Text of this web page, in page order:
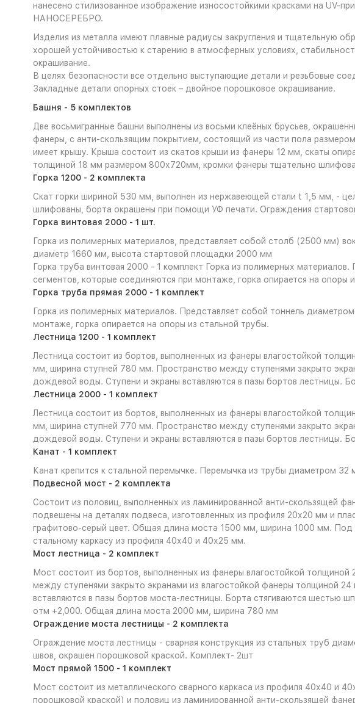
нанесено стилизованное изображение износостойкими красками на UV-
НАНОСЕРЕБРО.
Изделия из металла имеют плавные радиусы закругления и тщательную
хорошей устойчивостью к старению в атмосферных условиях,
окрашивание.
В целях безопасности все отдельно выступающие детали и резьбовые
Закладные детали опорных стоек – двойное порошковое окрашивание.
Башня - 5 комплектов
Две восьмигранные башни выполнены из восьми клеёных брусьев,
фанеры, с анти-скользящим покрытием, состоящий из части пола
имеет крышу. Крыша состоит из скатов крыши из фанеры 12 мм, скаты
толщиной 18 мм размером 800х720мм, кромки фанеры тщательно
Горка 1200 - 2 комплекта
Скат горки шириной 530 мм, выполнен из нержавеющей стали t 1,5 мм, -
шлифованы, борта окрашены при помощи УФ печати. Ограждения
Горка винтовая 2000 - 1 шт.
Горка из полимерных материалов, представляет собой столб (2500 мм)
диаметр 1660 мм, высота стартовой площадки 2000 мм
Горка труба винтовая 2000 - 1 комплект Горка из полимерных
сегментов, которые соединяются при монтаже, горка опирается на опоры
Горка труба прямая 2000 - 1 комплект
Горка из полимерных материалов. Представляет собой тоннель
монтаже, горка опирается на опоры из стальной трубы.
Лестница 1200 - 1 комплект
Лестница состоит из бортов, выполненных из фанеры влагостойкой
мм, ширина ступней 780 мм. Пространство между ступенями закрыто
дождевой воды. Ступени и экраны вставляются в пазы бортов лестницы.
Лестница 2000 - 1 комплект
Лестница состоит из бортов, выполненных из фанеры влагостойкой
мм, ширина ступней 770 мм. Пространство между ступенями закрыто
дождевой воды. Ступени и экраны вставляются в пазы бортов лестницы.
Канат - 1 комплект
Канат крепится к стальной перемычке. Перемычка из трубы диаметром
Подвесной мост - 2 комплекта
Состоит из половиц, выполненных из ламинированной анти-скользящей
подвешены на деталях подвеса, изготовленных из профиля 20х20 мм и
графитово-серый цвет. Общая длина моста 1500 мм, ширина 1000 мм. Под
стальному каркасу из профиля 40х40 и 40х25 мм.
Мост лестница - 2 комплект
Мост состоит из бортов, выполненных из фанеры влагостойкой
между ступенями закрыто экранами из влагостойкой фанеры толщиной
вставляются в пазы бортов моста-лестницы. Борта стягиваются шестью
отм +2,000. Общая длина моста 2000 мм, ширина 780 мм
Ограждение моста лестницы - 2 комплекта
Ограждение моста лестницы - сварная конструкция из стальных труб
швов, окрашен порошковой краской. Комплект- 2шт
Мост прямой 1500 - 1 комплект
Мост состоит из металлического сварного каркаса из профиля 40х40 и
порошковой краской) и половиц из ламинированной анти-скользящей